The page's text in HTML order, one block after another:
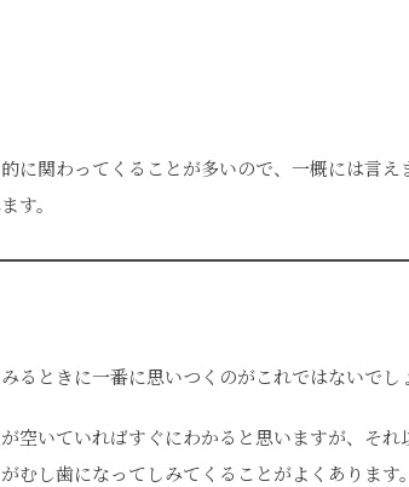
に関わってくることが多いので、一概には言
す。
るときに一番に思いつくのがこれではないでし
空いていればすぐにわかると思いますが、そ
むし歯になってしみてくることがよくあります。